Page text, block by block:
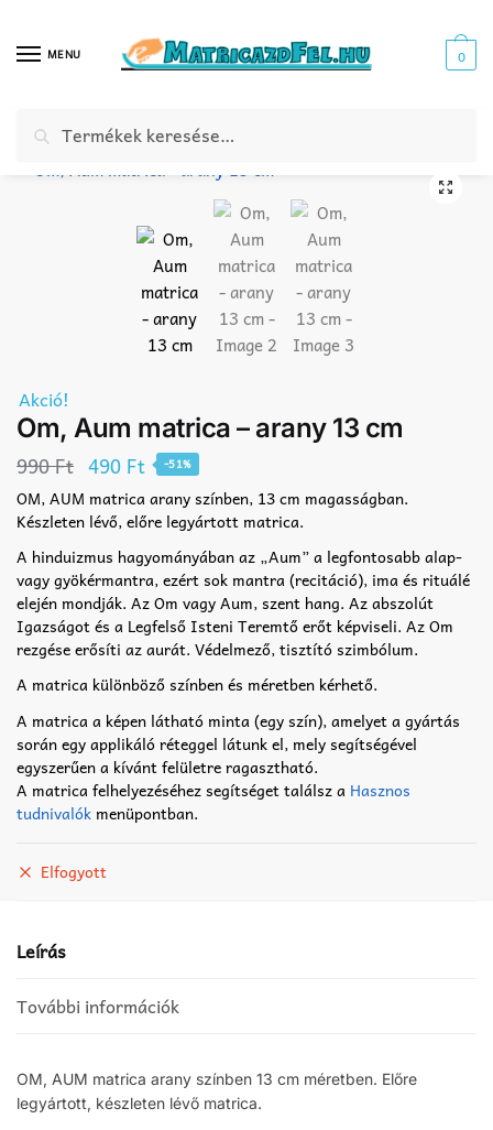
navigation
contentMENU
következőre:
0
Kezdőlap / Webáruház / Szimbólum matrica
🔍
Akció!
Om, Aum matrica – arany 13 cm
990Ft Original
price
was:
990 Ft.
490 FtCurrent
price
is:
490 Ft.
-51%
OM, AUM matrica arany színben, 13 cm magasságban.
Készleten lévő, előre legyártott matrica.
A hinduizmus hagyományában az „Aum” a legfontosabb alap-
vagy gyökérmantra, ezért sok mantra (recitáció), ima és rituálé
elején mondják. Az Om vagy Aum, szent hang. Az abszolút
Igazságot és a Legfelső Isteni Teremtő erőt képviseli. Az Om
rezgése erősíti az aurát. Védelmező, tisztító szimbólum.
A matrica különböző színben és méretben kérhető.
A matrica a képen látható minta (egy szín), amelyet a gyártás
során egy applikáló réteggel látunk el, mely segítségével
egyszerűen a kívánt felületre ragasztható.
A matrica felhelyezéséhez segítséget találsz a Hasznos
tudnivalók menüpontban.
Elfogyott
Leírás
További információk
OM, AUM matrica arany színben 13 cm méretben. Előre
legyártott, készleten lévő matrica.